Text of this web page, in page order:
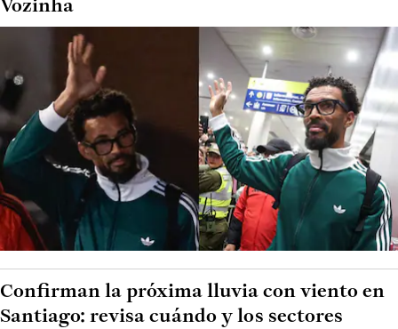
Vozinha
Confirman la próxima lluvia con viento en
Santiago: revisa cuándo y los sectores